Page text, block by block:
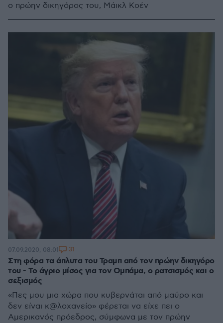
ο πρώην δικηγόρος του, Μάικλ Κοέν
Στη φόρα τα άπλυτα του Τραμπ από τον πρώην δικηγόρο
του - Το άγριο μίσος για τον Ομπάμα, ο ρατσισμός και ο
σεξισμός
«Πες μου μια χώρα που κυβερνάται από μαύρο και
δεν είναι κ@λοχανείο» φέρεται να είχε πει ο
Αμερικανός πρόεδρος, σύμφωνα με τον πρώην
07.09.2020, 08:01 31